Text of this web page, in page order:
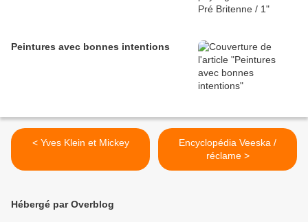
Peintures avec bonnes intentions
< Yves Klein et Mickey
Encyclopédia Veeska /
réclame >
Hébergé par Overblog